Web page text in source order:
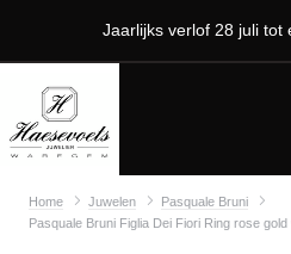
Jaarlijks verlof 28 juli tot
Home Juwelen
Pasquale Bruni
Pasquale Bruni Figlia Dei Fiori Ring rose gold